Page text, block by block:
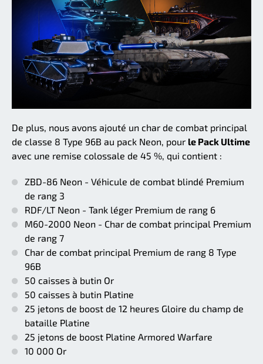
De plus, nous avons ajouté un char de combat principal
de classe 8 Type 96B au pack Neon, pour le Pack Ultime
avec une remise colossale de 45 %, qui contient :
ZBD-86 Neon - Véhicule de combat blindé Premium
de rang 3
RDF/LT Neon - Tank léger Premium de rang 6
M60-2000 Neon - Char de combat principal Premium
de rang 7
Char de combat principal Premium de rang 8 Type
96B
50 caisses à butin Or
50 caisses à butin Platine
25 jetons de boost de 12 heures Gloire du champ de
bataille Platine
25 jetons de boost Platine Armored Warfare
10 000 Or